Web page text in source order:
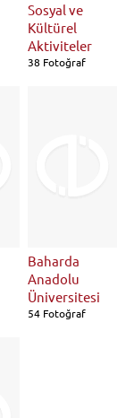
Sosyal ve
Kültürel
Aktiviteler
38 Fotoğraf
Baharda
Anadolu
Üniversitesi
54 Fotoğraf